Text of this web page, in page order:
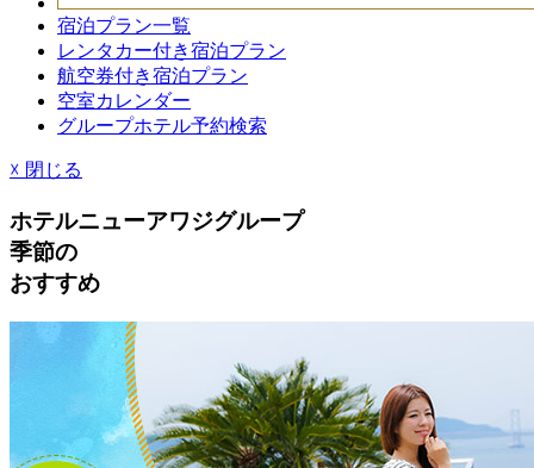
宿泊プラン一覧
レンタカー付き宿泊プラン
航空券付き宿泊プラン
空室カレンダー
グループホテル予約検索
☓ 閉じる
ホテルニューアワジグループ
季節の
おすすめ